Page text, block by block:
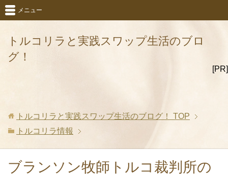
トルコリラと実践スワップ生活のブロ
グ！
[PR]
メニュー
トルコリラと実践スワップ生活のブログ！
TOP
トルコリラ情報
ブランソン牧師トルコ裁判所の